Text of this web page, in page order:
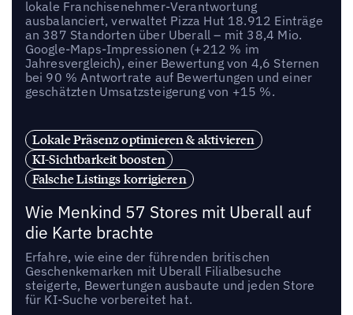
lokale Franchisenehmer-Verantwortung
ausbalanciert, verwaltet Pizza Hut 18.912 Einträge
an 387 Standorten über Uberall – mit 38,4 Mio.
Google-Maps-Impressionen (+212 % im
Jahresvergleich), einer Bewertung von 4,6 Sternen
bei 90 % Antwortrate auf Bewertungen und einer
geschätzten Umsatzsteigerung von +15 %.
Lokale Präsenz optimieren & aktivieren
KI-Sichtbarkeit boosten
Falsche Listings korrigieren
Wie Menkind 57 Stores mit Uberall auf
die Karte brachte
Erfahre, wie eine der führenden britischen
Geschenkemarken mit Uberall Filialbesuche
steigerte, Bewertungen ausbaute und jeden Store
für KI-Suche vorbereitet hat.